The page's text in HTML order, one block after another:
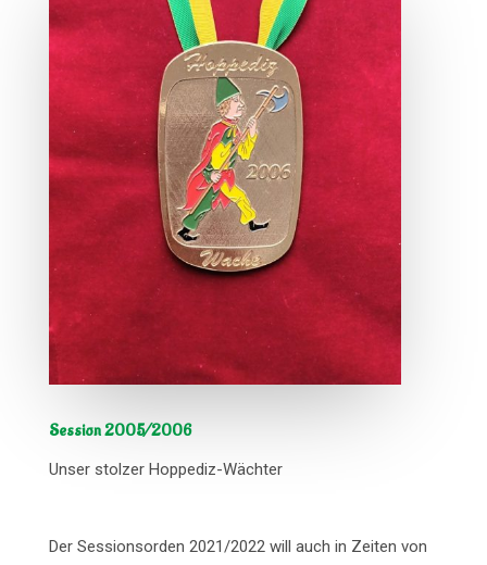
Session 2005/2006
Unser stolzer Hoppediz-Wächter
Der Sessionsorden 2021/2022 will auch in Zeiten von